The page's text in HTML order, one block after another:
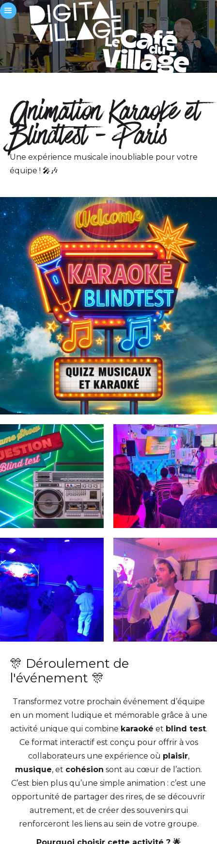
Animation Karaoké et
Blindtest - Paris
Une expérience musicale inoubliable pour votre
équipe ! 🎤🎶
🎊 Déroulement de
l'événement 🎊
Transformez votre prochain événement d’équipe
en un moment ludique et mémorable grâce à une
activité unique qui combine karaoké et blind test.
Ce format interactif est conçu pour offrir à vos
collaborateurs une expérience où plaisir,
musique, et cohésion sont au cœur de l’action.
C’est bien plus qu’une simple animation : c’est une
opportunité de partager des rires, de se découvrir
autrement, et de créer des souvenirs qui
renforceront les liens au sein de votre groupe.